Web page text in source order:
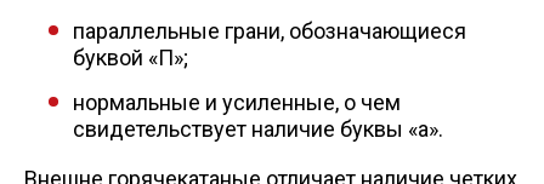
параллельные грани, обозначающиеся
буквой «П»;
нормальные и усиленные, о чем
свидетельствует наличие буквы «а».
Внешне горячекатаные отличает наличие четких